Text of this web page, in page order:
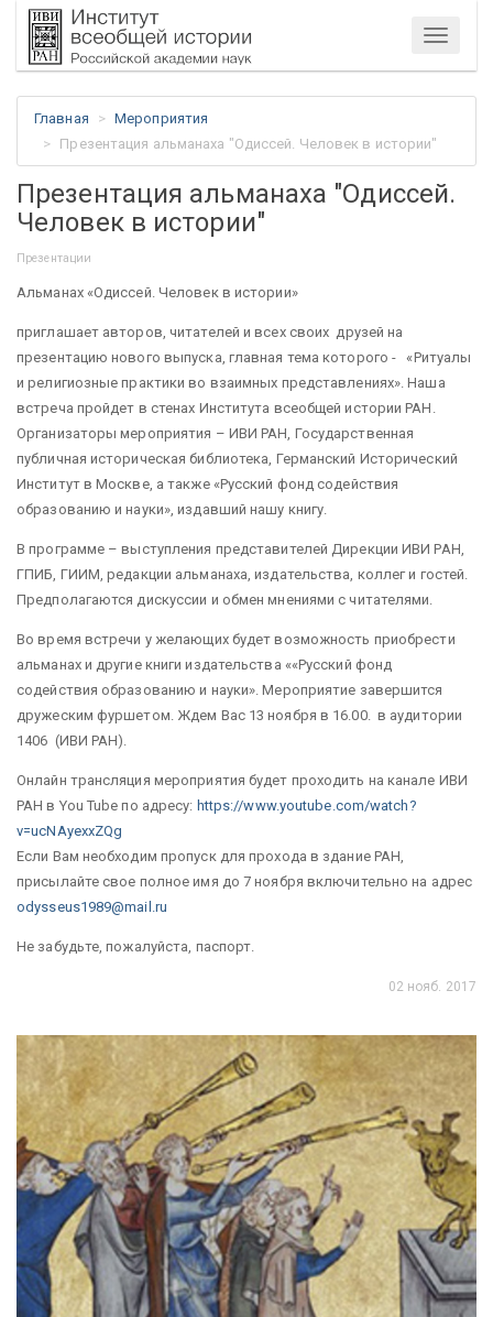
Меню
Главная
Мероприятия
Презентация альманаха "Одиссей. Человек в истории"
Презентация альманаха "Одиссей.
Человек в истории"
Презентации
Альманах «Одиссей. Человек в истории»
приглашает авторов, читателей и всех своих друзей на
презентацию нового выпуска, главная тема которого - «Ритуалы
и религиозные практики во взаимных представлениях». Наша
встреча пройдет в стенах Института всеобщей истории РАН.
Организаторы мероприятия – ИВИ РАН, Государственная
публичная историческая библиотека, Германский Исторический
Институт в Москве, а также «Русский фонд содействия
образованию и науки», издавший нашу книгу.
В программе – выступления представителей Дирекции ИВИ РАН,
ГПИБ, ГИИМ, редакции альманаха, издательства, коллег и гостей.
Предполагаются дискуссии и обмен мнениями с читателями.
Во время встречи у желающих будет возможность приобрести
альманах и другие книги издательства ««Русский фонд
содействия образованию и науки». Мероприятие завершится
дружеским фуршетом. Ждем Вас 13 ноября в 16.00. в аудитории
1406 (ИВИ РАН).
Онлайн трансляция мероприятия будет проходить на канале ИВИ
РАН в You Tube по адресу: https://www.youtube.com/watch?
v=ucNAyexxZQg
Если Вам необходим пропуск для прохода в здание РАН,
присылайте свое полное имя до 7 ноября включительно на адрес
odysseus1989@mail.ru
Не забудьте, пожалуйста, паспорт.
02 нояб. 2017